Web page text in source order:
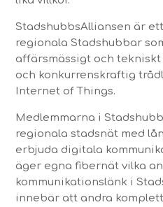
StadshubbsAlliansen är
regionala Stadshubbar
affärsmässigt och
och konkurrenskraftig
Internet of Things.
Medlemmarna i
regionala stadsnät med
erbjuda digitala
äger egna fibernät vilka
kommunikationslänk i
innebär att andra